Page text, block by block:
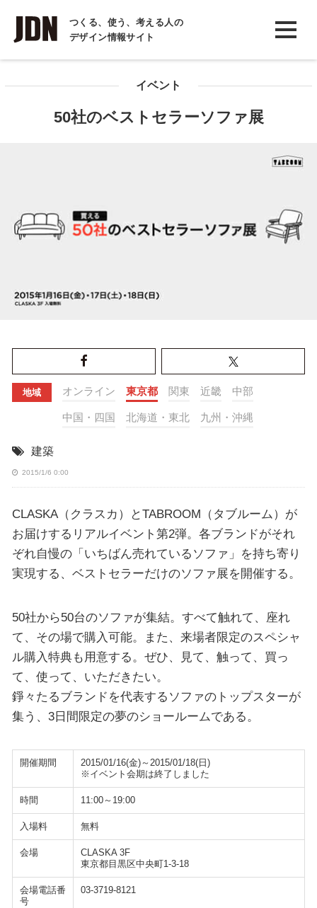
つくる、使う、考える人の
デザイン情報サイト
INTERVIEW
インタビュー
イベント
50社のベストセラーソファ展
地域 オンライン 東京都 関東 近畿 中部
中国・四国 北海道・東北 九州・沖縄
建築
2015/1/6 0:00
CLASKA（クラスカ）とTABROOM（タブルーム）が
お届けするリアルイベント第2弾。各ブランドがそれ
ぞれ自慢の「いちばん売れているソファ」を持ち寄り
実現する、ベストセラーだけのソファ展を開催する。
50社から50台のソファが集結。すべて触れて、座れ
て、その場で購入可能。また、来場者限定のスペシャ
ル購入特典も用意する。ぜひ、見て、触って、買っ
て、使って、いただきたい。
錚々たるブランドを代表するソファのトップスターが
集う、3日間限定の夢のショールームである。
開催期間
2015/01/16(金)～2015/01/18(日)
※イベント会期は終了しました
時間 11:00～19:00
入場料 無料
会場
CLASKA 3F
東京都目黒区中央町1-3-18
会場電話番
号
03-3719-8121